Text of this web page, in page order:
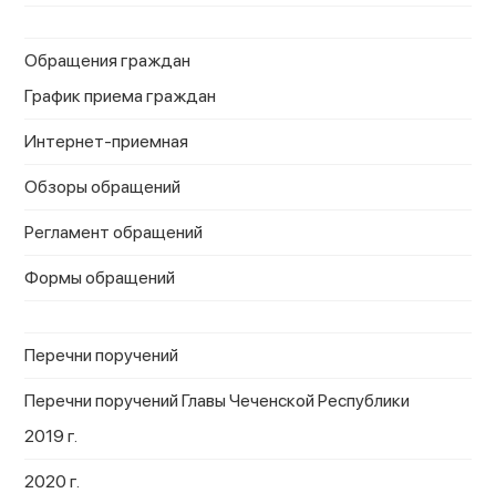
Обращения граждан
График приема граждан
Интернет-приемная
Обзоры обращений
Регламент обращений
Формы обращений
Перечни поручений
Перечни поручений Главы Чеченской Республики
2019 г.
2020 г.